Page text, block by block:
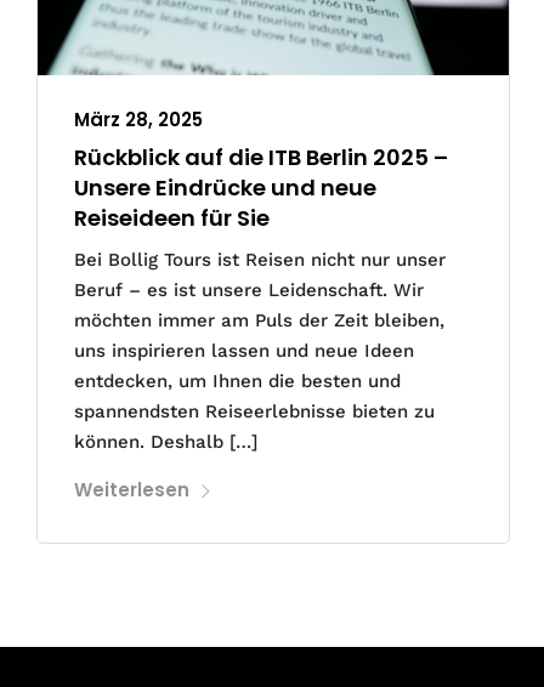
März 28, 2025
Rückblick auf die ITB Berlin 2025 –
Unsere Eindrücke und neue
Reiseideen für Sie
Bei Bollig Tours ist Reisen nicht nur unser
Beruf – es ist unsere Leidenschaft. Wir
möchten immer am Puls der Zeit bleiben,
uns inspirieren lassen und neue Ideen
entdecken, um Ihnen die besten und
spannendsten Reiseerlebnisse bieten zu
können. Deshalb […]
Weiterlesen